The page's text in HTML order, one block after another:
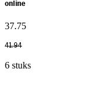
online
37.75
41.94
6 stuks